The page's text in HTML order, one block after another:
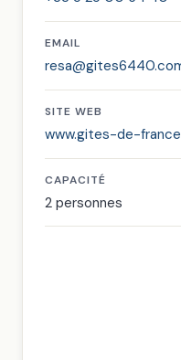
EMAIL
SITE WEB
www.gites-de-
CAPACITÉ
2 personnes